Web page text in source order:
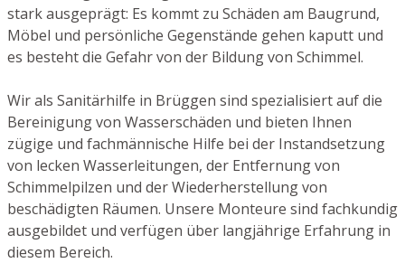
stark ausgeprägt: Es kommt zu Schäden am Baugrund,
Möbel und persönliche Gegenstände gehen kaputt und
es besteht die Gefahr von der Bildung von Schimmel.
Wir als Sanitärhilfe in Brüggen sind spezialisiert auf die
Bereinigung von Wasserschäden und bieten Ihnen
zügige und fachmännische Hilfe bei der Instandsetzung
von lecken Wasserleitungen, der Entfernung von
Schimmelpilzen und der Wiederherstellung von
beschädigten Räumen. Unsere Monteure sind fachkundig
ausgebildet und verfügen über langjährige Erfahrung in
diesem Bereich.